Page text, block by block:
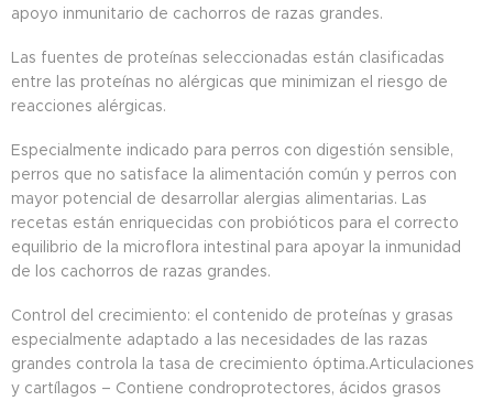
apoyo inmunitario de cachorros de razas grandes.
Las fuentes de proteínas seleccionadas están clasificadas
entre las proteínas no alérgicas que minimizan el riesgo de
reacciones alérgicas.
Especialmente indicado para perros con digestión sensible,
perros que no satisface la alimentación común y perros con
mayor potencial de desarrollar alergias alimentarias. Las
recetas están enriquecidas con probióticos para el correcto
equilibrio de la microflora intestinal para apoyar la inmunidad
de los cachorros de razas grandes.
Control del crecimiento: el contenido de proteínas y grasas
especialmente adaptado a las necesidades de las razas
grandes controla la tasa de crecimiento óptima.Articulaciones
y cartílagos – Contiene condroprotectores, ácidos grasos